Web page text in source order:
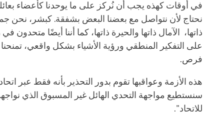
في أوقات كهذه يجب أن نُركز على ما يوحدنا كأعضاء
نحتاج لأن نتواصل مع بعضنا البعض بشفقة. كبشر، نحن
ذاتها، الآمال ذاتها والحيرة ذاتها، كما أننا أيضًا متحدون
على التفكير المنطقي ورؤية الأشياء بشكل واقعي،
فرص.
هذه الأزمة وعواقبها تقوم بدور التحذير بأنه فقط عبر
سنستطيع مواجهة التحدي الهائل غير المسبوق الذي
للاتحاد".